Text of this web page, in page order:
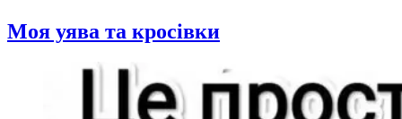
Моя уява та кросівки